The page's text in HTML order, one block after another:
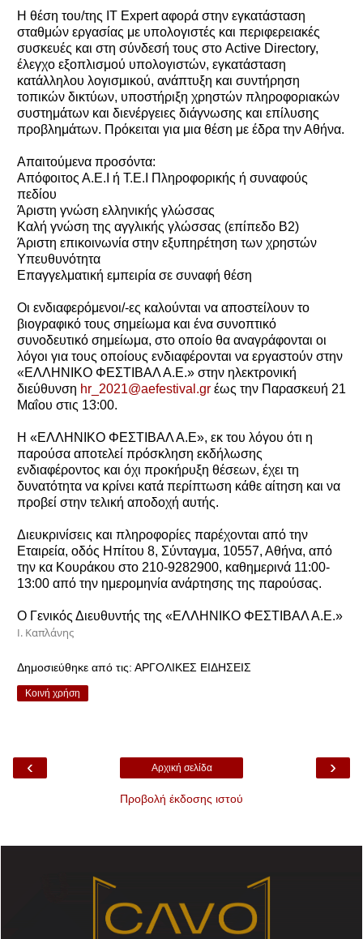
Η θέση του/της IT Expert αφορά στην εγκατάσταση
σταθμών εργασίας με υπολογιστές και περιφερειακές
συσκευές και στη σύνδεσή τους στο Active Directory,
έλεγχο εξοπλισμού υπολογιστών, εγκατάσταση
κατάλληλου λογισμικού, ανάπτυξη και συντήρηση
τοπικών δικτύων, υποστήριξη χρηστών πληροφοριακών
συστημάτων και διενέργειες διάγνωσης και επίλυσης
προβλημάτων. Πρόκειται για μια θέση με έδρα την Αθήνα.
Απαιτούμενα προσόντα:
Απόφοιτος Α.Ε.Ι ή Τ.Ε.Ι Πληροφορικής ή συναφούς
πεδίου
Άριστη γνώση ελληνικής γλώσσας
Καλή γνώση της αγγλικής γλώσσας (επίπεδο Β2)
Άριστη επικοινωνία στην εξυπηρέτηση των χρηστών
Υπευθυνότητα
Επαγγελματική εμπειρία σε συναφή θέση
Οι ενδιαφερόμενοι/-ες καλούνται να αποστείλουν το
βιογραφικό τους σημείωμα και ένα συνοπτικό
συνοδευτικό σημείωμα, στο οποίο θα αναγράφονται οι
λόγοι για τους οποίους ενδιαφέρονται να εργαστούν στην
«ΕΛΛΗΝΙΚΟ ΦΕΣΤΙΒΑΛ Α.Ε.» στην ηλεκτρονική
διεύθυνση hr_2021@aefestival.gr έως την Παρασκευή 21
Μαΐου στις 13:00.
Η «ΕΛΛΗΝΙΚΟ ΦΕΣΤΙΒΑΛ Α.Ε», εκ του λόγου ότι η
παρούσα αποτελεί πρόσκληση εκδήλωσης
ενδιαφέροντος και όχι προκήρυξη θέσεων, έχει τη
δυνατότητα να κρίνει κατά περίπτωση κάθε αίτηση και να
προβεί στην τελική αποδοχή αυτής.
Διευκρινίσεις και πληροφορίες παρέχονται από την
Εταιρεία, οδός Ηπίτου 8, Σύνταγμα, 10557, Αθήνα, από
την κα Κουράκου στο 210-9282900, καθημερινά 11:00-
13:00 από την ημερομηνία ανάρτησης της παρούσας.
Ο Γενικός Διευθυντής της «ΕΛΛΗΝΙΚΟ ΦΕΣΤΙΒΑΛ Α.Ε.»
Ι. Καπλάνης
Δημοσιεύθηκε από τις: ΑΡΓΟΛΙΚΕΣ ΕΙΔΗΣΕΙΣ
Κοινή χρήση
‹ ›
Αρχική σελίδα
Προβολή έκδοσης ιστού